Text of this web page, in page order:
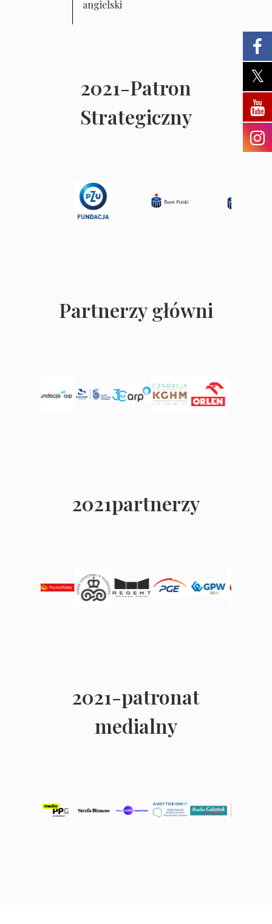
angielski
2021-Patron
Strategiczny
Partnerzy główni
2021partnerzy
2021-patronat
medialny